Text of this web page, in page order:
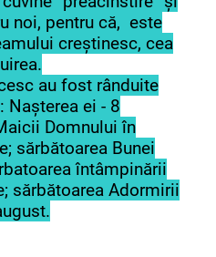
noi, pentru că, este
creștinesc, cea
au fost rânduite
Nașterea ei - 8
Domnului în
sărbătoarea Bunei
întâmpinării
sărbătoarea Adormirii